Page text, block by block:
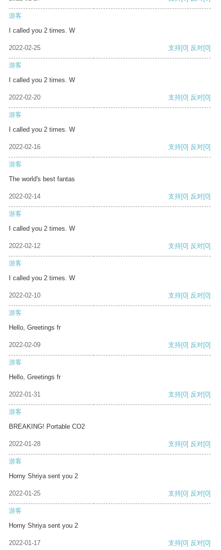
游客
I called you 2 times. W
2022-02-25 支持[0] 反对[0]
游客
I called you 2 times. W
2022-02-20 支持[0] 反对[0]
游客
I called you 2 times. W
2022-02-16 支持[0] 反对[0]
游客
The world's best fantas
2022-02-14 支持[0] 反对[0]
游客
I called you 2 times. W
2022-02-12 支持[0] 反对[0]
游客
I called you 2 times. W
2022-02-10 支持[0] 反对[0]
游客
Hello, Greetings fr
2022-02-09 支持[0] 反对[0]
游客
Hello, Greetings fr
2022-01-31 支持[0] 反对[0]
游客
BREAKING! Portable CO2
2022-01-28 支持[0] 反对[0]
游客
Horny Shriya sent you 2
2022-01-25 支持[0] 反对[0]
游客
Horny Shriya sent you 2
2022-01-17 支持[0] 反对[0]